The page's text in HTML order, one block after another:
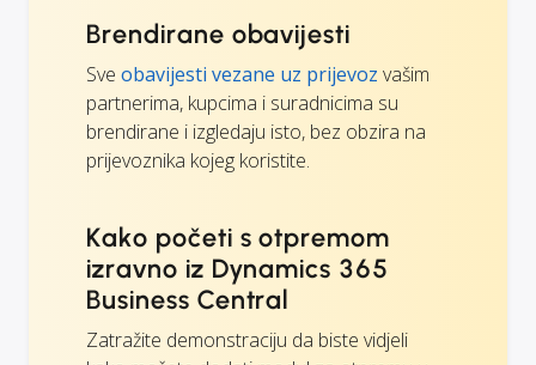
Brendirane obavijesti
Sve obavijesti vezane uz prijevoz vašim
partnerima, kupcima i suradnicima su
brendirane i izgledaju isto, bez obzira na
prijevoznika kojeg koristite.
Kako početi s otpremom
izravno iz Dynamics 365
Business Central
Zatražite demonstraciju da biste vidjeli